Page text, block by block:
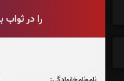
را در
قبرستان بقیع، مدینه
شب جمعه همین
چهارشنبه،پنجشنبه